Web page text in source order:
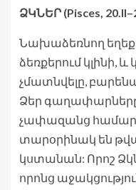
ՁԿՆԵՐ (Pisces,
Նախաձեռնող
ձեռքերում կլինի,
չմատնվելը,
Ձեր
չափազանց
տարօրինակ են
կստանան: Որոշ
որոնց